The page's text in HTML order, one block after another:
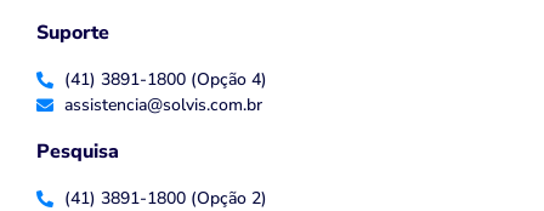
Suporte
(41) 3891-1800 (Opção 4)
assistencia@solvis.com.br
Pesquisa
(41) 3891-1800 (Opção 2)